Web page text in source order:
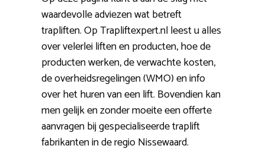
waardevolle adviezen wat betreft
trapliften. Op Trapliftexpert.nl leest u alles
over velerlei liften en producten, hoe de
producten werken, de verwachte kosten,
de overheidsregelingen (WMO) en info
over het huren van een lift. Bovendien kan
men gelijk en zonder moeite een offerte
aanvragen bij gespecialiseerde traplift
fabrikanten in de regio Nissewaard.